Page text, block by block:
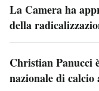
La Camera ha
della
Christian Panucci
nazionale di calcio